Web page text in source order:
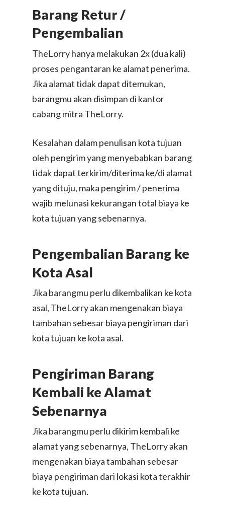
Barang Retur /
Pengembalian
TheLorry hanya melakukan 2x (dua kali)
proses pengantaran ke alamat penerima.
Jika alamat tidak dapat ditemukan,
barangmu akan disimpan di kantor
cabang mitra TheLorry.
Kesalahan dalam penulisan kota tujuan
oleh pengirim yang menyebabkan barang
tidak dapat terkirim/diterima ke/di alamat
yang dituju, maka pengirim / penerima
wajib melunasi kekurangan total biaya ke
kota tujuan yang sebenarnya.
Pengembalian Barang ke
Kota Asal
Jika barangmu perlu dikembalikan ke kota
asal, TheLorry akan mengenakan biaya
tambahan sebesar biaya pengiriman dari
kota tujuan ke kota asal.
Pengiriman Barang
Kembali ke Alamat
Sebenarnya
Jika barangmu perlu dikirim kembali ke
alamat yang sebenarnya, TheLorry akan
mengenakan biaya tambahan sebesar
biaya pengiriman dari lokasi kota terakhir
ke kota tujuan.